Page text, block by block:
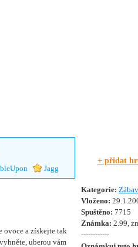
Jagg
ovoce a získejte tak
uberou vám
+ přidat
Kategorie:
Vloženo:
Spuštěno: 7715
Známka: 2.99,
------------